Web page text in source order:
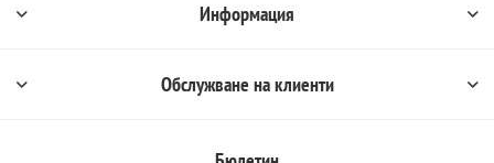
Информация
Обслужване на клиенти